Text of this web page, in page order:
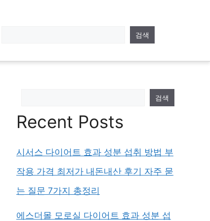
검색
검색
Recent Posts
시서스 다이어트 효과 성분 섭취 방법 부
작용 가격 최저가 내돈내산 후기 자주 묻
는 질문 7가지 총정리
에스더몰 모로실 다이어트 효과 성분 섭